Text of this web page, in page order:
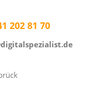
202 81 70